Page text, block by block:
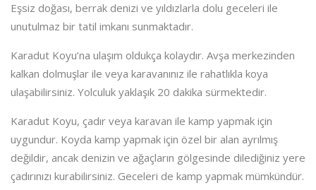
Eşsiz doğası, berrak denizi ve yıldızlarla dolu geceleri ile
unutulmaz bir tatil imkanı sunmaktadır.
Karadut Koyu’na ulaşım oldukça kolaydır. Avşa merkezinden
kalkan dolmuşlar ile veya karavanınız ile rahatlıkla koya
ulaşabilirsiniz. Yolculuk yaklaşık 20 dakika sürmektedir.
Karadut Koyu, çadır veya karavan ile kamp yapmak için
uygundur. Koyda kamp yapmak için özel bir alan ayrılmış
değildir, ancak denizin ve ağaçların gölgesinde dilediğiniz yere
çadırınızı kurabilirsiniz. Geceleri de kamp yapmak mümkündür.